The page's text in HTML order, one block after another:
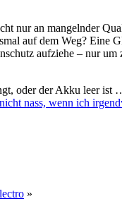
nur an mangelnder
auf dem Weg? Eine
aufziehe – nur
oder der Akku leer
nass, wenn ich
»